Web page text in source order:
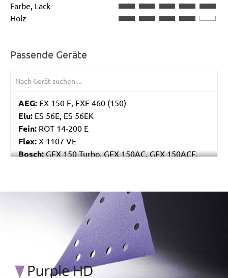
Farbe, Lack
Holz
Passende Geräte
AEG: EX 150 E, EXE 460 (150)
Elu: ES 56E, ES 56EK
Fein: ROT 14-200 E
Flex: X 1107 VE
Bosch:GEX 150 Turbo, GEX 150AC, GEX 150ACE,
Kress:900 HEX/2, 900 MPS
D26410, DW443
ETS 150
SXE 425 XL, SXE 450 Duo, SXE 450
LRT 150, RO 150 E
Wegoma:RT 188N, RTE 146L, RTE 46L, RX 91C
/marketing/parallax/menzer/parallax_logos/